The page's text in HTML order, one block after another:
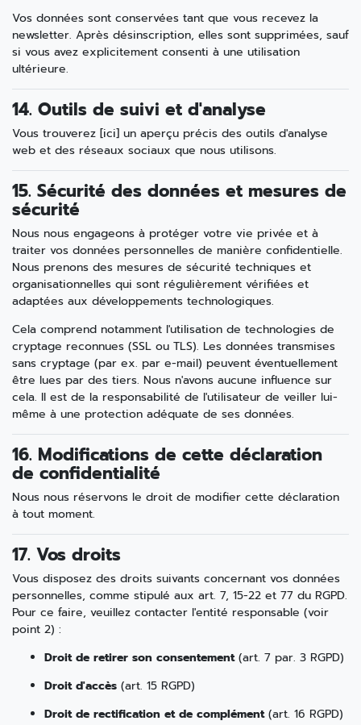
Vos données sont conservées tant que vous recevez la
newsletter. Après désinscription, elles sont supprimées, sauf
si vous avez explicitement consenti à une utilisation
ultérieure.
14. Outils de suivi et d'analyse
Vous trouverez [ici] un aperçu précis des outils d'analyse
web et des réseaux sociaux que nous utilisons.
15. Sécurité des données et mesures de
sécurité
Nous nous engageons à protéger votre vie privée et à
traiter vos données personnelles de manière confidentielle.
Nous prenons des mesures de sécurité techniques et
organisationnelles qui sont régulièrement vérifiées et
adaptées aux développements technologiques.
Cela comprend notamment l'utilisation de technologies de
cryptage reconnues (SSL ou TLS). Les données transmises
sans cryptage (par ex. par e-mail) peuvent éventuellement
être lues par des tiers. Nous n'avons aucune influence sur
cela. Il est de la responsabilité de l'utilisateur de veiller lui-
même à une protection adéquate de ses données.
16. Modifications de cette déclaration
de confidentialité
Nous nous réservons le droit de modifier cette déclaration
à tout moment.
17. Vos droits
Vous disposez des droits suivants concernant vos données
personnelles, comme stipulé aux art. 7, 15-22 et 77 du RGPD.
Pour ce faire, veuillez contacter l'entité responsable (voir
point 2) :
Droit de retirer son consentement(art. 7 par. 3 RGPD)
Droit d'accès (art. 15 RGPD)
Droit de rectification et de complément(art. 16 RGPD)